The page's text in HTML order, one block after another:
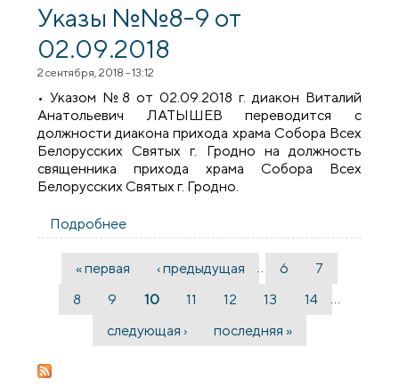
Указы №№8-9 от
02.09.2018
2 сентября, 2018 - 13:12
• Указом №8 от 02.09.2018 г. диакон Виталий
Анатольевич ЛАТЫШЕВ переводится с
должности диакона прихода храма Собора Всех
Белорусских Святых г. Гродно на должность
священника прихода храма Собора Всех
Белорусских Святых г. Гродно.
Подробнее
Страницы
« первая ‹ предыдущая 6
7
8
9 10 11 12 13 14
следующая ›
последняя »